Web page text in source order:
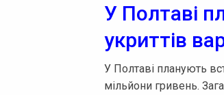
У Полтаві
укриттів
У Полтаві планують
мільйони гривень.